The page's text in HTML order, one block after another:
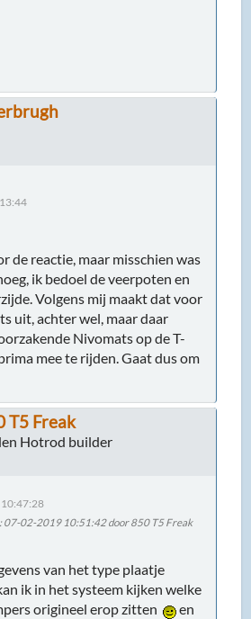
de reactie, maar misschien was
ik bedoel de veerpoten en
Volgens mij maakt dat voor
uit, achter wel, maar daar
Nivomats op de T-
mee te rijden. Gaat dus om
T5 Freak
Hotrod builder
: 07-02-2019 10:51:42 door 850 T5 Freak
van het type plaatje
ik in het systeem kijken welke
origineel erop zitten
en